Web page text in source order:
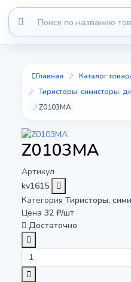
Главная
Каталог
Тиристоры, симисторы,
Z0103MA
Z0103MA
Артикул
kv1615
Категория Тиристоры,
Цена 32 ₽/шт
Достаточно